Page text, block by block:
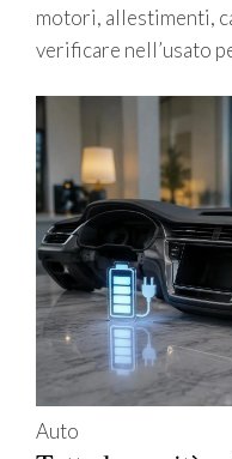
motori, allestimenti,
verificare nell’usato
Auto